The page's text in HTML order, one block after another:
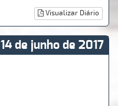
Visualizar Diário
14 de junho de 2017